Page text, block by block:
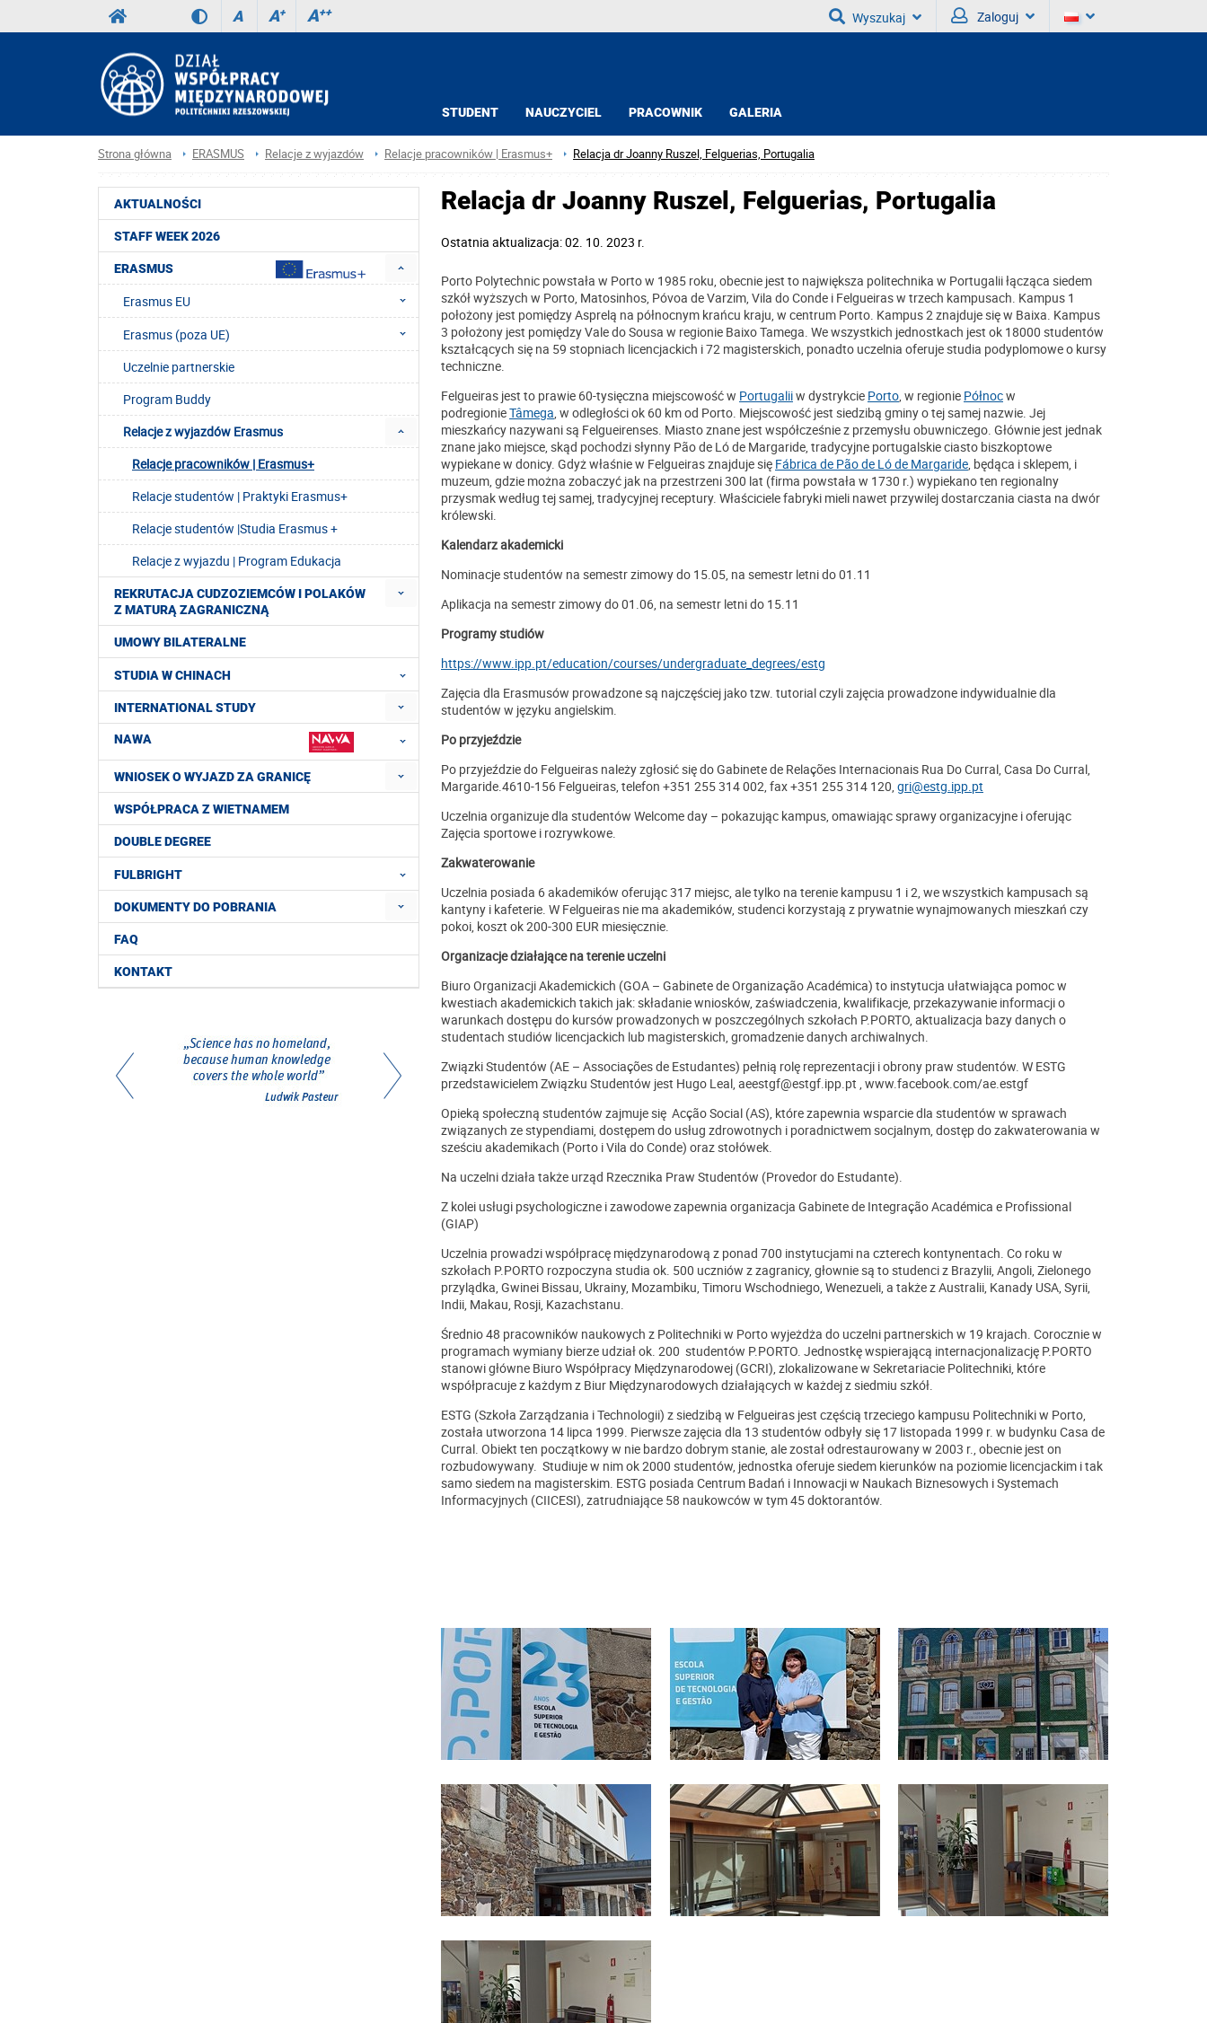
A A+ A++ Wyszukaj Zaloguj
STUDENT NAUCZYCIEL PRACOWNIK GALERIA
Strona główna ERASMUS Relacje z wyjazdów Relacje pracowników | Erasmus+ Relacja dr Joanny Ruszel, Felguerias, Portugalia
AKTUALNOŚCI
STAFF WEEK 2026
ERASMUS
Erasmus EU
Erasmus (poza UE)
Uczelnie partnerskie
Program Buddy
Relacje z wyjazdów Erasmus
Relacje pracowników | Erasmus+
Relacje studentów | Praktyki Erasmus+
Relacje studentów |Studia Erasmus +
Relacje z wyjazdu | Program Edukacja
REKRUTACJA CUDZOZIEMCÓW I POLAKÓW
Z MATURĄ ZAGRANICZNĄ
UMOWY BILATERALNE
STUDIA W CHINACH
INTERNATIONAL STUDY
NAWA
WNIOSEK O WYJAZD ZA GRANICĘ
WSPÓŁPRACA Z WIETNAMEM
DOUBLE DEGREE
FULBRIGHT
DOKUMENTY DO POBRANIA
FAQ
KONTAKT
Relacja dr Joanny Ruszel, Felguerias, Portugalia
Ostatnia aktualizacja: 02. 10. 2023 r.
Porto Polytechnic powstała w Porto w 1985 roku, obecnie jest to największa politechnika w Portugalii łącząca siedem
szkół wyższych w Porto, Matosinhos, Póvoa de Varzim, Vila do Conde i Felgueiras w trzech kampusach. Kampus 1
położony jest pomiędzy Asprelą na północnym krańcu kraju, w centrum Porto. Kampus 2 znajduje się w Baixa. Kampus
3 położony jest pomiędzy Vale do Sousa w regionie Baixo Tamega. We wszystkich jednostkach jest ok 18000 studentów
kształcących się na 59 stopniach licencjackich i 72 magisterskich, ponadto uczelnia oferuje studia podyplomowe o kursy
techniczne.
Felgueiras jest to prawie 60-tysięczna miejscowość w Portugaliiw dystrykcie Porto, w regionie Północw
podregionieTâmega, w odległości ok 60 km od Porto. Miejscowość jest siedzibą gminy o tej samej nazwie. Jej
mieszkańcy nazywani są Felgueirenses. Miasto znane jest współcześnie z przemysłu obuwniczego. Głównie jest jednak
znane jako miejsce, skąd pochodzi słynny Pão de Ló de Margaride, tradycyjne portugalskie ciasto biszkoptowe
wypiekane w donicy. Gdyż właśnie w Felgueiras znajduje się Fábrica de Pão de Ló de Margaride, będąca i sklepem, i
muzeum, gdzie można zobaczyć jak na przestrzeni 300 lat (firma powstała w 1730 r.) wypiekano ten regionalny
przysmak według tej samej, tradycyjnej receptury. Właściciele fabryki mieli nawet przywilej dostarczania ciasta na dwór
królewski.
Kalendarz akademicki
Nominacje studentów na semestr zimowy do 15.05, na semestr letni do 01.11
Aplikacja na semestr zimowy do 01.06, na semestr letni do 15.11
Programy studiów
https://www.ipp.pt/education/courses/undergraduate_degrees/estg
Zajęcia dla Erasmusów prowadzone są najczęściej jako tzw. tutorial czyli zajęcia prowadzone indywidualnie dla
studentów w języku angielskim.
Po przyjeździe
Po przyjeździe do Felgueiras należy zgłosić się do Gabinete de Relações Internacionais Rua Do Curral, Casa Do Curral,
Margaride.4610-156 Felgueiras, telefon +351 255 314 002, fax +351 255 314 120, gri@estg.ipp.pt
Uczelnia organizuje dla studentów Welcome day – pokazując kampus, omawiając sprawy organizacyjne i oferując
Zajęcia sportowe i rozrywkowe.
Zakwaterowanie
Uczelnia posiada 6 akademików oferując 317 miejsc, ale tylko na terenie kampusu 1 i 2, we wszystkich kampusach są
kantyny i kafeterie. W Felgueiras nie ma akademików, studenci korzystają z prywatnie wynajmowanych mieszkań czy
pokoi, koszt ok 200-300 EUR miesięcznie.
Organizacje działające na terenie uczelni
Biuro Organizacji Akademickich (GOA – Gabinete de Organização Académica) to instytucja ułatwiająca pomoc w
kwestiach akademickich takich jak: składanie wniosków, zaświadczenia, kwalifikacje, przekazywanie informacji o
warunkach dostępu do kursów prowadzonych w poszczególnych szkołach P.PORTO, aktualizacja bazy danych o
studentach studiów licencjackich lub magisterskich, gromadzenie danych archiwalnych.
Związki Studentów (AE – Associações de Estudantes) pełnią rolę reprezentacji i obrony praw studentów. W ESTG
przedstawicielem Związku Studentów jest Hugo Leal, aeestgf@estgf.ipp.pt , www.facebook.com/ae.estgf
Opieką społeczną studentów zajmuje się Acção Social (AS), które zapewnia wsparcie dla studentów w sprawach
związanych ze stypendiami, dostępem do usług zdrowotnych i poradnictwem socjalnym, dostęp do zakwaterowania w
sześciu akademikach (Porto i Vila do Conde) oraz stołówek.
Na uczelni działa także urząd Rzecznika Praw Studentów (Provedor do Estudante).
Z kolei usługi psychologiczne i zawodowe zapewnia organizacja Gabinete de Integração Académica e Profissional
(GIAP)
Uczelnia prowadzi współpracę międzynarodową z ponad 700 instytucjami na czterech kontynentach. Co roku w
szkołach P.PORTO rozpoczyna studia ok. 500 uczniów z zagranicy, głownie są to studenci z Brazylii, Angoli, Zielonego
przylądka, Gwinei Bissau, Ukrainy, Mozambiku, Timoru Wschodniego, Wenezueli, a także z Australii, Kanady USA, Syrii,
Indii, Makau, Rosji, Kazachstanu.
Średnio 48 pracowników naukowych z Politechniki w Porto wyjeżdża do uczelni partnerskich w 19 krajach. Corocznie w
programach wymiany bierze udział ok. 200 studentów P.PORTO. Jednostkę wspierającą internacjonalizację P.PORTO
stanowi główne Biuro Współpracy Międzynarodowej (GCRI), zlokalizowane w Sekretariacie Politechniki, które
współpracuje z każdym z Biur Międzynarodowych działających w każdej z siedmiu szkół.
ESTG (Szkoła Zarządzania i Technologii) z siedzibą w Felgueiras jest częścią trzeciego kampusu Politechniki w Porto,
została utworzona 14 lipca 1999. Pierwsze zajęcia dla 13 studentów odbyły się 17 listopada 1999 r. w budynku Casa de
Curral. Obiekt ten początkowy w nie bardzo dobrym stanie, ale został odrestaurowany w 2003 r., obecnie jest on
rozbudowywany. Studiuje w nim ok 2000 studentów, jednostka oferuje siedem kierunków na poziomie licencjackim i tak
samo siedem na magisterskim. ESTG posiada Centrum Badań i Innowacji w Naukach Biznesowych i Systemach
Informacyjnych (CIICESI), zatrudniające 58 naukowców w tym 45 doktorantów.